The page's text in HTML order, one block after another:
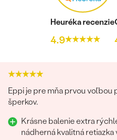
Heuréka recenzie
4.9
Eppi je pre mňa prvou voľbou
šperkov.
Krásne balenie extra